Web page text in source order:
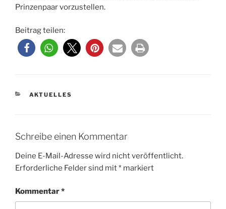
Prinzenpaar vorzustellen.
Beitrag teilen:
KATEGORIEN
AKTUELLES
Schreibe einen Kommentar
Deine E-Mail-Adresse wird nicht veröffentlicht.
Erforderliche Felder sind mit* markiert
Kommentar*